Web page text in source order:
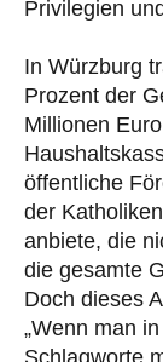
Privilegien
In Würzburg
Prozent der
Millionen
öffentliche
der
anbiete, die
die gesamte
Doch dieses
„Wenn man